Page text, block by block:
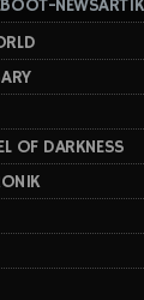
OF DARKNESS